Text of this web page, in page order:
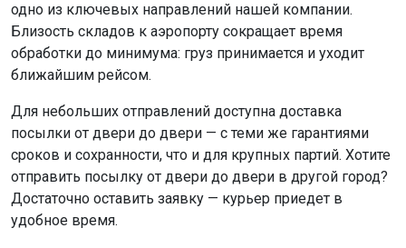
одно из ключевых направлений нашей компании.
Близость складов к аэропорту сокращает время
обработки до минимума: груз принимается и уходит
ближайшим рейсом.
Для небольших отправлений доступна доставка
посылки от двери до двери — с теми же гарантиями
сроков и сохранности, что и для крупных партий. Хотите
отправить посылку от двери до двери в другой город?
Достаточно оставить заявку — курьер приедет в
удобное время.